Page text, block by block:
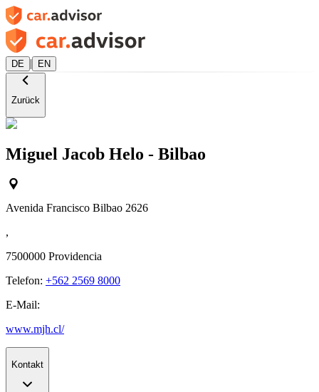
DE | EN
Zurück
Miguel Jacob Helo - Bilbao
Avenida Francisco Bilbao 2626
,
7500000 Providencia
Telefon: +562 2569 8000
E-Mail:
www.mjh.cl/
Kontakt